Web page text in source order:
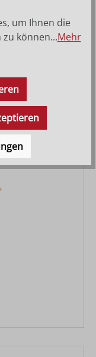
um Ihnen die
können...Mehr